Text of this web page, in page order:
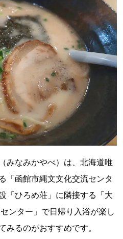
みなみかやべ）は、北海道唯
「函館市縄文文化交流センタ
「ひろめ荘」に隣接する「大
ンター」で日帰り入浴が楽し
るのがおすすめです。